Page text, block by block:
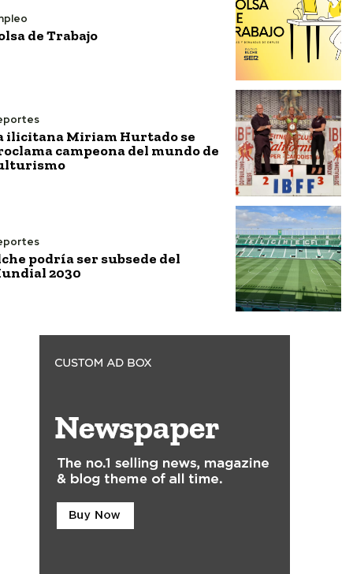
de Trabajo
ilicitana Miriam Hurtado se
campeona del mundo de
podría ser subsede del
2030